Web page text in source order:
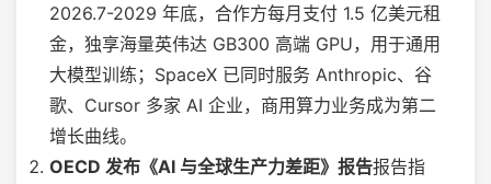
2026.7-2029 年底，合作方每月支付 1.5 亿美元租
金，独享海量英伟达 GB300 高端 GPU，用于通用
大模型训练；SpaceX 已同时服务 Anthropic、谷
歌、Cursor 多家 AI 企业，商用算力业务成为第二
增长曲线。
OECD 发布《AI 与全球生产力差距》报告报告指